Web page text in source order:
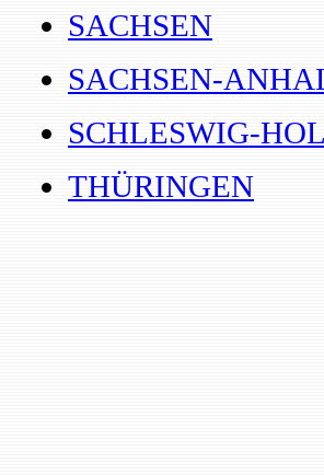
SACHSEN
SACHSEN-
SCHLESWIG-
THÜRINGEN